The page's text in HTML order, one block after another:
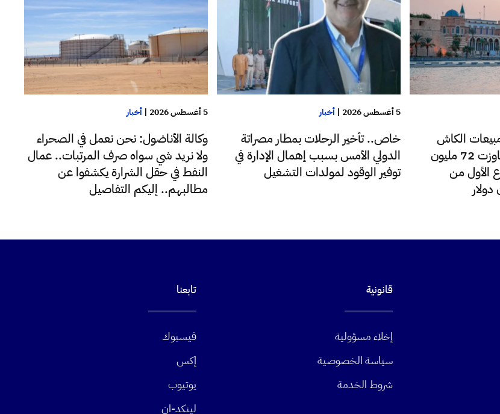
الكاش
للدولار اليوم فقط تجاوزت 72 مليون
الأول من
5 أغسطس 2026 |أخبار
خاص.. تأخير الرحلات بمطار مصراتة
الدولي الأمس بسبب إهمال الإدارة في
توفير الوقود لمولدات التشغيل
5 أغسطس 2026 |أخبار
وكالة الأناضول: نحن نعمل في الصحراء
ولا نريد شي سواه صرف المرتبات.. عمال
النفط في حقل الشرارة يكشفوا عن
مطالبهم.. إليكم التفاصيل
قانونية
إخلاء مسؤولية
سياسة الخصوصية
شروط الخدمة
تابعنا
فيسبوك
إكس
يوتيوب
لينكد-ان